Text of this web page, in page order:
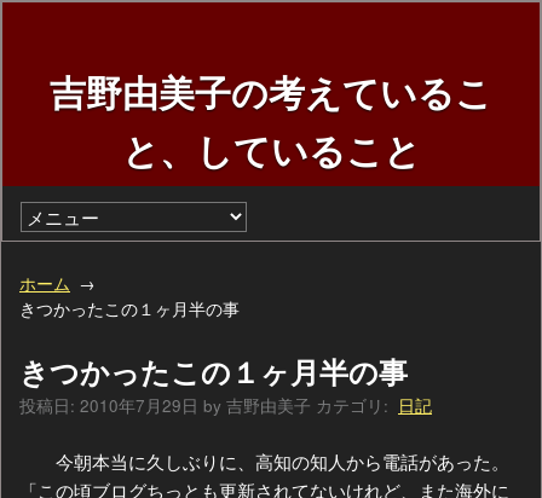
吉野由美子の考えているこ
と、していること
ホーム
きつかったこの１ヶ月半の事
きつかったこの１ヶ月半の事
投稿日: 2010年7月29日 by 吉野由美子 カテゴリ: 日記
今朝本当に久しぶりに、高知の知人から電話があった。
「この頃ブログちっとも更新されてないけれど、また海外に